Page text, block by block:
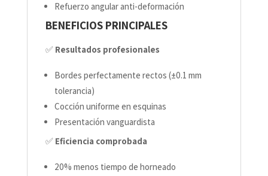
Refuerzo angular anti-deformación
BENEFICIOS PRINCIPALES
✅ Resultados profesionales
Bordes perfectamente rectos (±0.1 mm
tolerancia)
Cocción uniforme en esquinas
Presentación vanguardista
✅ Eficiencia comprobada
20% menos tiempo de horneado